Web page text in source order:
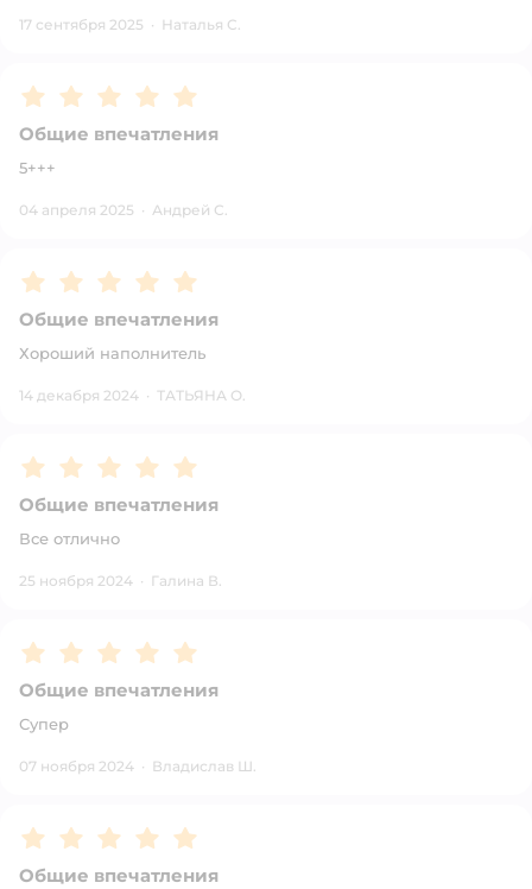
17 сентября 2025 · Наталья С.
Рейтинг:5
Общие впечатления
5+++
04 апреля 2025 · Андрей С.
Рейтинг:5
Общие впечатления
Хороший наполнитель
14 декабря 2024 · ТАТЬЯНА О.
Рейтинг:5
Общие впечатления
Все отлично
25 ноября 2024 · Галина В.
Рейтинг:5
Общие впечатления
Супер
07 ноября 2024 · Владислав Ш.
Рейтинг:5
Общие впечатления